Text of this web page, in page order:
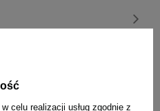
Do koszyka
celu realizacji usług zgodnie z